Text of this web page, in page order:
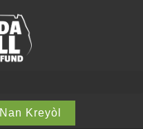
Nan Kreyòl